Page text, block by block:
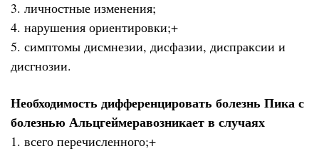
3. личностные изменения;
4. нарушения ориентировки;+
5. симптомы дисмнезии, дисфазии, диспраксии и
дисгнозии.
Необходимость дифференцировать болезнь Пика с
болезнью Альцгеймеравозникает в случаях
1. всего перечисленного;+